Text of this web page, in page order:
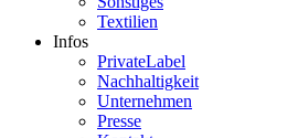
Textilien
Infos
PrivateLabel
Nachhaltigkeit
Unternehmen
Presse